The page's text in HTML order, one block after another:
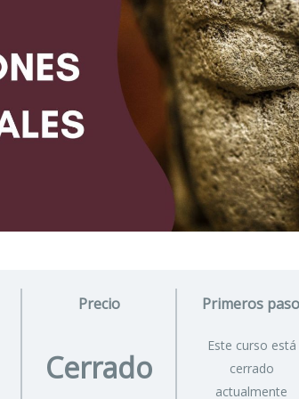
Precio
Cerrado
Primeros
Este curso está
cerrado
actualmente